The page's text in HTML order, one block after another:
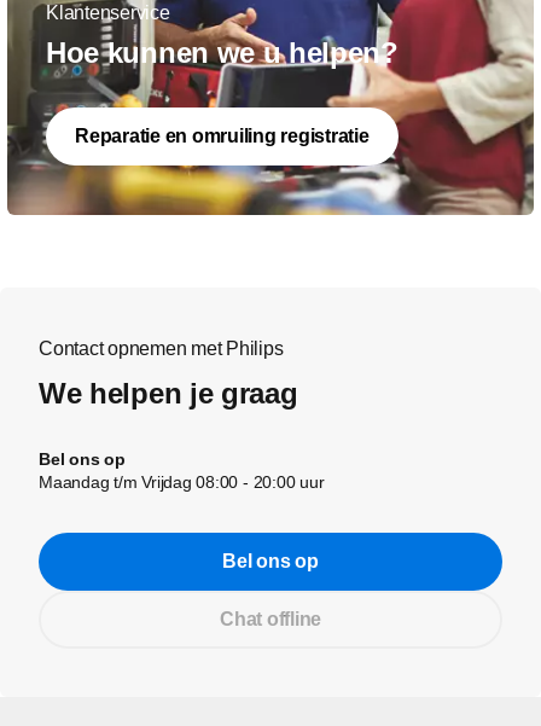
Klantenservice
Hoe kunnen we u helpen?
Reparatie en omruiling registratie
Contact opnemen met Philips
We helpen je graag
Bel ons op
Maandag t/m Vrijdag 08:00 - 20:00 uur
Bel ons op
Chat offline